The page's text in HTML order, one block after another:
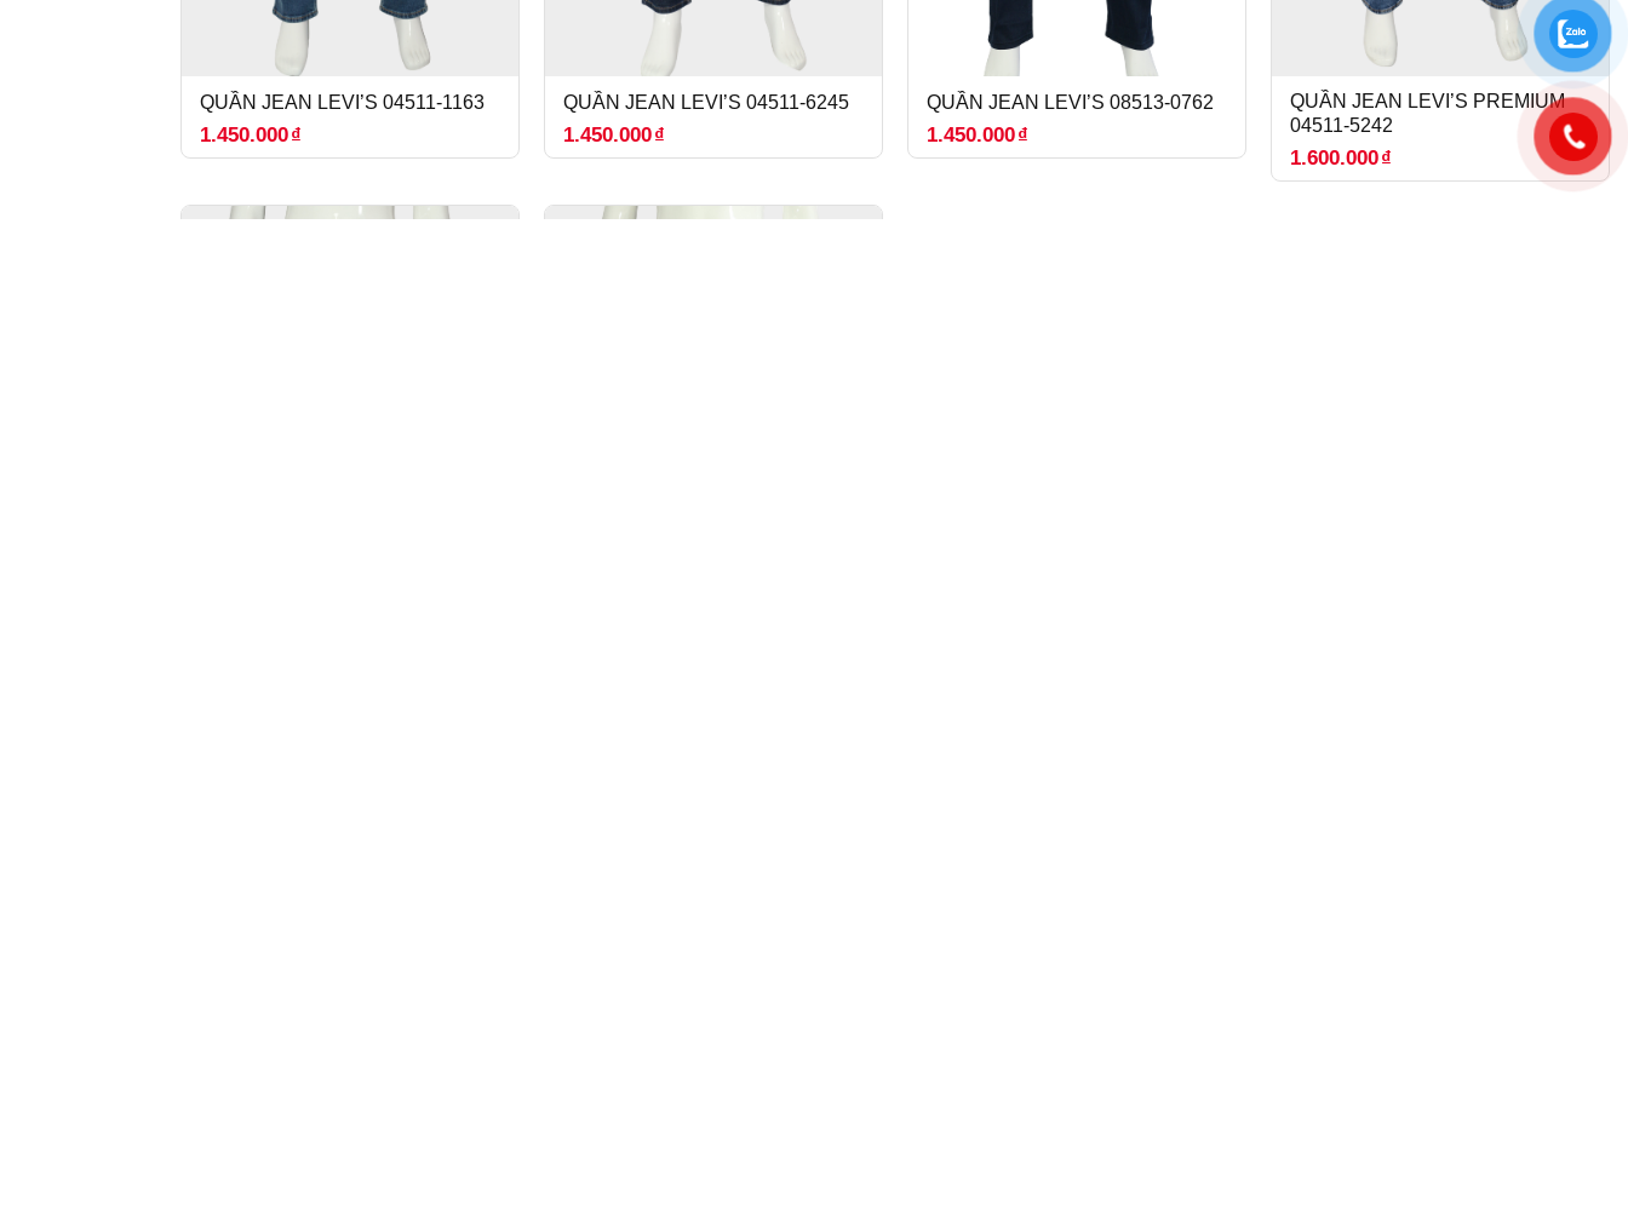
QUẦN JEAN LEVI’S 04511-1163
1.450.000₫
QUẦN JEAN LEVI’S 04511-6245
1.450.000₫
QUẦN JEAN LEVI’S 08513-0762
1.450.000₫
QUẦN JEAN LEVI’S PREMIUM
04511-5242
1.600.000₫